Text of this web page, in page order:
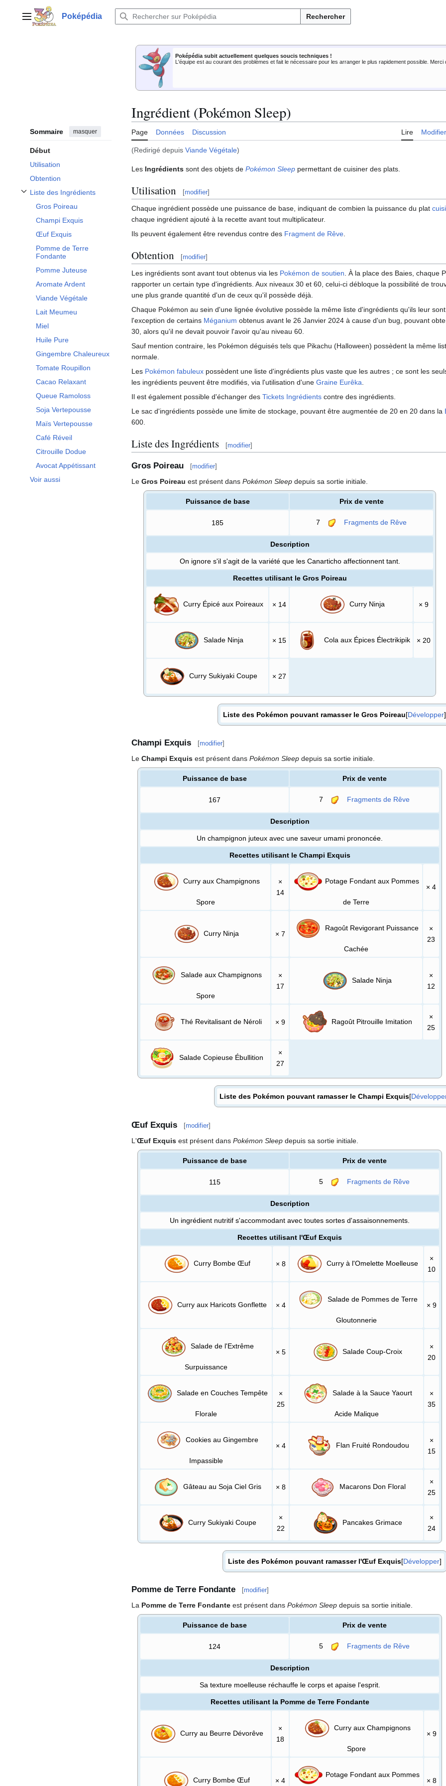
contenuMenu principalPoképédia Rechercher
Poképédia subit actuellement quelques soucis techniques !
L'équipe est au courant des problèmes et fait le nécessaire pour les arranger le plus rapidement possible.
Sommaire masquer
Début
Utilisation
Obtention
Liste des Ingrédients
Afficher / masquer la sous-section Liste des Ingrédients
Gros Poireau
Champi Exquis
Œuf Exquis
Pomme de Terre
Fondante
Pomme Juteuse
Aromate Ardent
Viande Végétale
Lait Meumeu
Miel
Huile Pure
Gingembre Chaleureux
Tomate Roupillon
Cacao Relaxant
Queue Ramoloss
Soja Vertepousse
Maïs Vertepousse
Café Réveil
Citrouille Dodue
Avocat Appétissant
Voir aussi
Ingrédient (Pokémon Sleep)
Page Données Discussion Lire Modifier
(Redirigé depuis Viande Végétale)
Les Ingrédients sont des objets de Pokémon Sleep permettant de cuisiner des plats.
Utilisation [modifier]
Chaque ingrédient possède une puissance de base, indiquant de combien la puissance du plat
chaque ingrédient ajouté à la recette avant tout multiplicateur.
Ils peuvent également être revendus contre des Fragment de Rêve
Obtention [modifier]
Les ingrédients sont avant tout obtenus via les Pokémon de soutien . À la place des Baies, chaque
rapporter un certain type d'ingrédients. Aux niveaux 30 et 60, celui-ci débloque la possibilité de
une plus grande quantité d'un de ceux qu'il possède déjà.
Chaque Pokémon au sein d'une lignée évolutive possède la même liste d'ingrédients qu'ils leur
l'exception de certains Méganium obtenus avant le 26 Janvier 2024 à cause d'un bug, pouvant
30, alors qu'il ne devait pouvoir l'avoir qu'au niveau 60.
Sauf mention contraire, les Pokémon déguisés tels que Pikachu (Halloween) possèdent la même
normale.
Les Pokémon fabuleux possèdent une liste d'ingrédients plus vaste que les autres ; ce sont les
les ingrédients peuvent être modifiés, via l'utilisation d'une Graine Eurêka
Il est également possible d'échanger des Tickets Ingrédients contre des ingrédients.
Le sac d'ingrédients possède une limite de stockage, pouvant être augmentée de 20 en 20 dans la
600.
Liste des Ingrédients [modifier]
Gros Poireau [modifier]
Le Gros Poireau est présent dans Pokémon Sleep depuis sa sortie initiale.
Puissance de base Prix de vente
185 7 Fragments de Rêve
Description
On ignore s'il s'agit de la variété que les Canarticho affectionnent tant.
Recettes utilisant le Gros Poireau
Curry Épicé aux Poireaux × 14 Curry Ninja × 9
Salade Ninja × 15 Cola aux Épices Électrikipik × 20
Curry Sukiyaki Coupe × 27
Développer
Liste des Pokémon pouvant ramasser le Gros Poireau
Champi Exquis [modifier]
Le Champi Exquis est présent dans Pokémon Sleep depuis sa sortie initiale.
Puissance de base Prix de vente
167 7 Fragments de Rêve
Description
Un champignon juteux avec une saveur umami prononcée.
Recettes utilisant le Champi Exquis
Curry aux Champignons
Spore
×
14
Potage Fondant aux Pommes
de Terre
× 4
Curry Ninja × 7
Ragoût Revigorant Puissance
Cachée
×
23
Salade aux Champignons
Spore
×
17
Salade Ninja
×
12
Thé Revitalisant de Néroli × 9 Ragoût Pitrouille Imitation
×
25
Salade Copieuse Ébullition
×
27
Liste des Pokémon pouvant ramasser le Champi Exquis
Œuf Exquis [modifier]
L'Œuf Exquis est présent dans Pokémon Sleep depuis sa sortie initiale.
Puissance de base Prix de vente
115 5 Fragments de Rêve
Description
Un ingrédient nutritif s'accommodant avec toutes sortes d'assaisonnements.
Recettes utilisant l'Œuf Exquis
Curry Bombe Œuf × 8 Curry à l'Omelette Moelleuse
×
10
Curry aux Haricots Gonflette × 4
Salade de Pommes de Terre
Gloutonnerie
× 9
Salade de l'Extrême
Surpuissance
× 5 Salade Coup-Croix
×
20
Salade en Couches Tempête
Florale
×
25
Salade à la Sauce Yaourt
Acide Malique
×
35
Cookies au Gingembre
Impassible
× 4 Flan Fruité Rondoudou
×
15
Gâteau au Soja Ciel Gris × 8 Macarons Don Floral
×
25
Curry Sukiyaki Coupe
×
22
Pancakes Grimace
×
24
Développer
Liste des Pokémon pouvant ramasser l'Œuf Exquis
Pomme de Terre Fondante [modifier]
La Pomme de Terre Fondante est présent dans Pokémon Sleep depuis sa sortie initiale.
Puissance de base Prix de vente
124 5 Fragments de Rêve
Description
Sa texture moelleuse réchauffe le corps et apaise l'esprit.
Recettes utilisant la Pomme de Terre Fondante
Curry au Beurre Dévorêve
×
18
Curry aux Champignons
Spore
× 9
Curry Bombe Œuf × 4
Potage Fondant aux Pommes
× 8